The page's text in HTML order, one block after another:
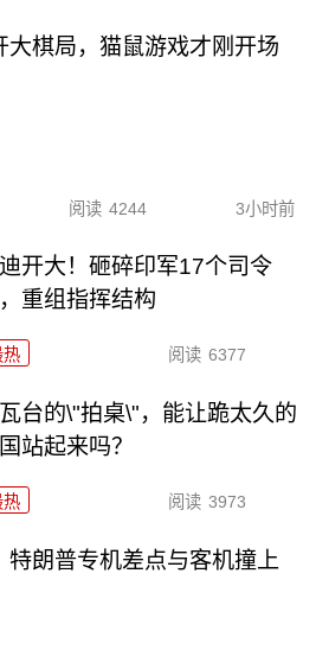
大棋局，猫鼠游戏才刚开场
阅读 4244 3小时前
开大！砸碎印军17个司令
重组指挥结构
热 阅读 6377
台的\"拍桌\"，能让跪太久的
站起来吗？
热 阅读 3973
特朗普专机差点与客机撞上